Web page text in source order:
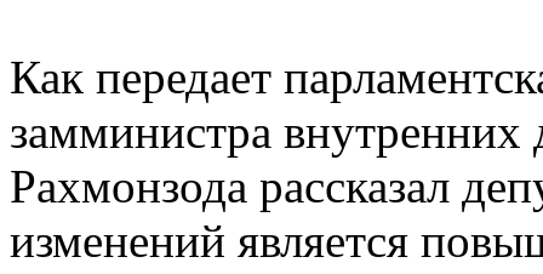
Как передает
замминистра
Рахмонзода рассказал
изменений является